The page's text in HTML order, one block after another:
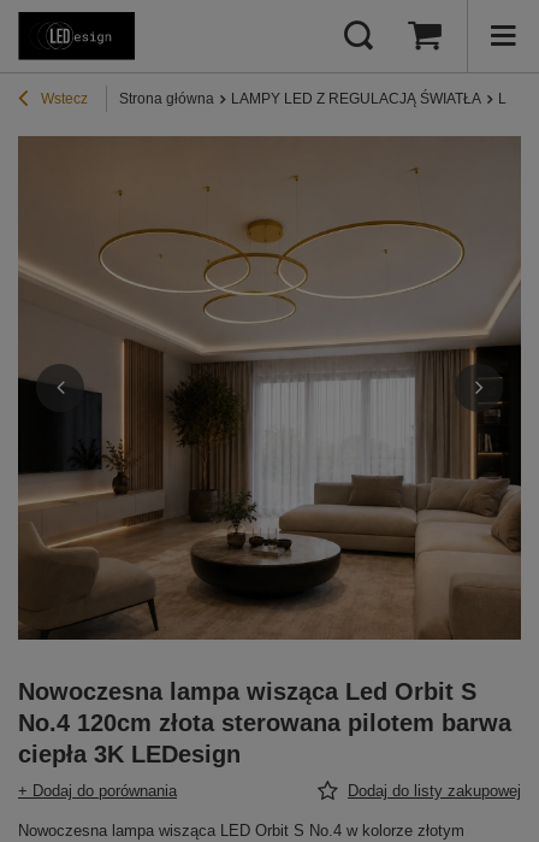
Wstecz Strona główna LAMPY LED Z REGULACJĄ ŚWIATŁA
Nowoczesna lampa wisząca Led Orbit S
No.4 120cm złota sterowana pilotem barwa
ciepła 3K LEDesign
+ Dodaj do porównania Dodaj do listy zakupowej
Nowoczesna lampa wisząca LED Orbit S No.4 w kolorze złotym